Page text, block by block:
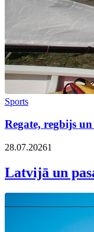
Sports
Regate, regbijs
28.07.20261
Latvijā un